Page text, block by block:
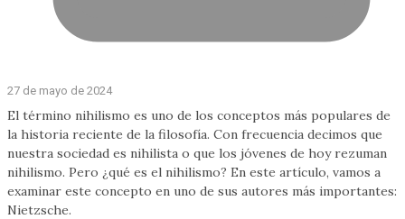
27 de mayo de 2024
El término nihilismo es uno de los conceptos más populares de
la historia reciente de la filosofía. Con frecuencia decimos que
nuestra sociedad es nihilista o que los jóvenes de hoy rezuman
nihilismo. Pero ¿qué es el nihilismo? En este artículo, vamos a
examinar este concepto en uno de sus autores más importantes:
Nietzsche.